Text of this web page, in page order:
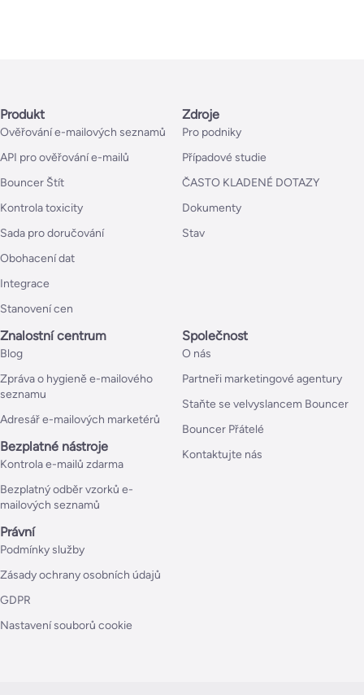
Produkt
Ověřování e-mailových seznamů
API pro ověřování e-mailů
Bouncer Štít
Kontrola toxicity
Sada pro doručování
Obohacení dat
Integrace
Stanovení cen
Zdroje
Pro podniky
Případové studie
ČASTO KLADENÉ DOTAZY
Dokumenty
Stav
Znalostní centrum
Blog
Zpráva o hygieně e-mailového
seznamu
Adresář e-mailových marketérů
Bezplatné nástroje
Kontrola e-mailů zdarma
Bezplatný odběr vzorků e-
mailových seznamů
Společnost
O nás
Partneři marketingové agentury
Staňte se velvyslancem Bouncer
Bouncer Přátelé
Kontaktujte nás
Právní
Podmínky služby
Zásady ochrany osobních údajů
GDPR
Nastavení souborů cookie